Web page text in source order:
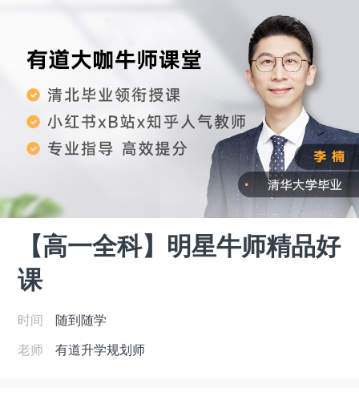
【高一全科】明星牛师精品好
课
时间
随到随学
老师
有道升学规划师